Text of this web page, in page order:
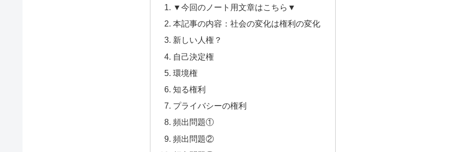
▼今回のノート用文章はこちら▼
本記事の内容：社会の変化は権利の変化
新しい人権？
自己決定権
環境権
知る権利
プライバシーの権利
頻出問題①
頻出問題②